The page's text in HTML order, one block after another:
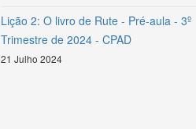
Lição 2: O livro de Rute - Pré-aula - 3º
Trimestre de 2024 - CPAD
21 Julho 2024